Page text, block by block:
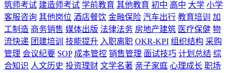
筑师考试 建造师考试 学前教育 其他教育 初中 高中 大学 小学
客服咨询 其他岗位 酒店餐饮 金融保险 汽车出行 教育培训
加
工制造 商务销售 媒体出版 法律法务 房地产建筑 医疗保健 物
流快递 团建培训 技能提升 入职离职 OKR-KPI 组织结构 采购
管理 会议纪要 SOP 成本管控 销售管理 面试技巧 计划总结 综
合知识 人文历史 投资理财 文学名著 亲子家庭 心理成长 职场